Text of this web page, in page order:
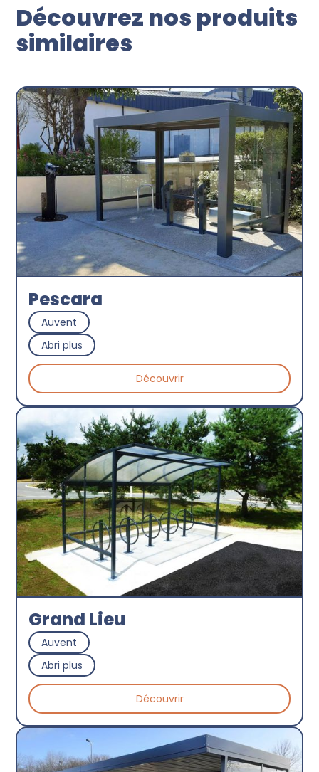
Découvrez nos produits
similaires
Pescara
Auvent
Abri plus
Découvrir
Grand Lieu
Auvent
Abri plus
Découvrir